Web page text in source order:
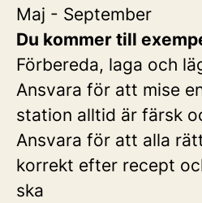
Maj - September
Du kommer till
Förbereda, laga och
Ansvara för att mise
station alltid är färsk
Ansvara för att alla
korrekt efter recept
ska